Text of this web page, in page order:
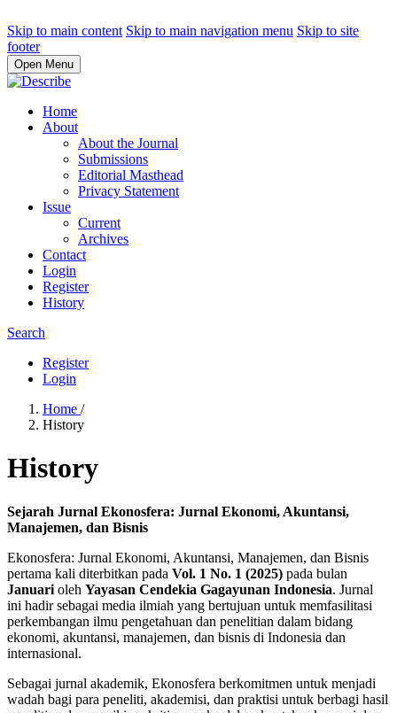
Skip to main content Skip to main navigation menu Skip to site
footer
Open Menu
Home
About
About the Journal
Submissions
Editorial Masthead
Privacy Statement
Issue
Current
Archives
Contact
Login
Register
History
Search
Register
Login
Home /
History
History
Sejarah Jurnal Ekonosfera: Jurnal Ekonomi, Akuntansi,
Manajemen, dan Bisnis
Ekonosfera: Jurnal Ekonomi, Akuntansi, Manajemen, dan Bisnis
pertama kali diterbitkan pada Vol. 1 No. 1 (2025) pada bulan
Januari oleh Yayasan Cendekia Gagayunan Indonesia. Jurnal
ini hadir sebagai media ilmiah yang bertujuan untuk memfasilitasi
perkembangan ilmu pengetahuan dan penelitian dalam bidang
ekonomi, akuntansi, manajemen, dan bisnis di Indonesia dan
internasional.
Sebagai jurnal akademik, Ekonosfera berkomitmen untuk menjadi
wadah bagi para peneliti, akademisi, dan praktisi untuk berbagi hasil